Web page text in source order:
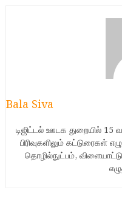
Bala Siva
டிஜிட்டல் ஊடக துறையில் 15
பிரிவுகளிலும் கட்டுரைகள்
தொழில்நுட்பம்,